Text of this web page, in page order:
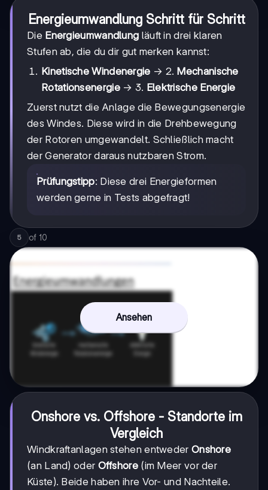
Energieumwandlung Schritt für Schritt
Die Energieumwandlung läuft in drei klaren
Stufen ab, die du dir gut merken kannst:
Kinetische Windenergie → 2. Mechanische
Rotationsenergie→ 3. Elektrische Energie
Zuerst nutzt die Anlage die Bewegungsenergie
des Windes. Diese wird in die Drehbewegung
der Rotoren umgewandelt. Schließlich macht
der Generator daraus nutzbaren Strom.
Prüfungstipp: Diese drei Energieformen
werden gerne in Tests abgefragt!
5 of 10
Ansehen
Onshore vs. Offshore - Standorte im
Vergleich
Windkraftanlagen stehen entweder Onshore
(an Land) oder Offshore(im Meer vor der
Küste). Beide haben ihre Vor- und Nachteile.